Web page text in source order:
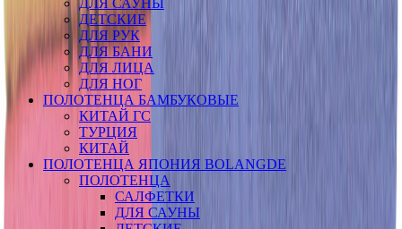
ДЕТСКИЕ
ДЛЯ РУК
ДЛЯ БАНИ
ДЛЯ ЛИЦА
ДЛЯ НОГ
ПОЛОТЕНЦА БАМБУКОВЫЕ
КИТАЙ ГС
ТУРЦИЯ
КИТАЙ
ПОЛОТЕНЦА ЯПОНИЯ BOLANGDE
ПОЛОТЕНЦА
САЛФЕТКИ
ДЛЯ САУНЫ